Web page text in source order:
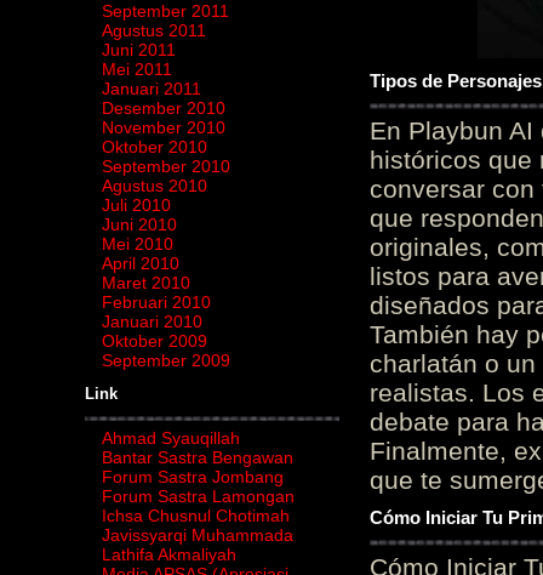
September 2011
Agustus 2011
Juni 2011
Mei 2011
Januari 2011
Desember 2010
November 2010
Oktober 2010
September 2010
Agustus 2010
Juli 2010
Juni 2010
Mei 2010
April 2010
Maret 2010
Februari 2010
Januari 2010
Oktober 2009
September 2009
Link
Ahmad Syauqillah
Bantar Sastra Bengawan
Forum Sastra Jombang
Forum Sastra Lamongan
Ichsa Chusnul Chotimah
Javissyarqi Muhammada
Lathifa Akmaliyah
Tipos de
En Playbun
históricos que
conversar
que
originales,
listos para
diseñados
También hay
charlatán o
realistas. Los
debate para
Finalmente,
que te
Cómo Iniciar Tu
Cómo Iniciar